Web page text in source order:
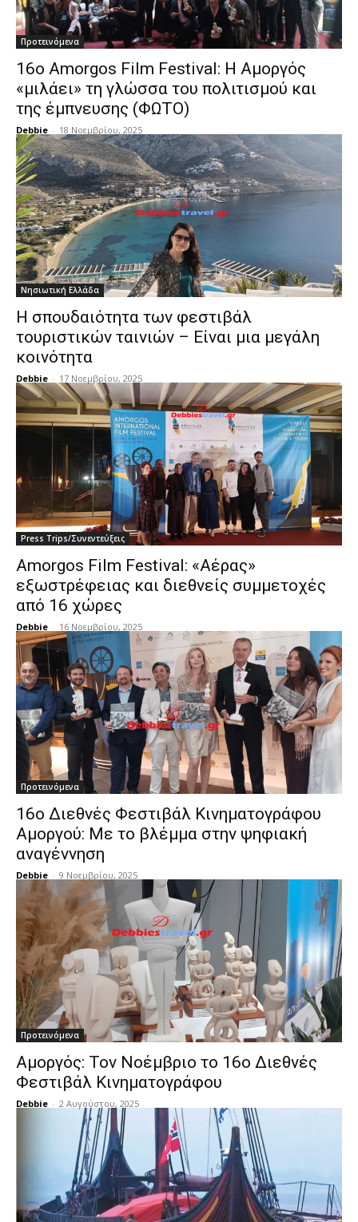
Προτεινόμενα
16ο Amorgos Film Festival: Η Αμοργός
«μιλάει» τη γλώσσα του πολιτισμού και
της έμπνευσης (ΦΩΤΟ)
Debbie - 18 Νοεμβρίου, 2025
Νησιωτική Ελλάδα
Η σπουδαιότητα των φεστιβάλ
τουριστικών ταινιών – Είναι μια μεγάλη
κοινότητα
Debbie - 17 Νοεμβρίου, 2025
Press Trips/Συνεντεύξεις
Amorgos Film Festival: «Αέρας»
εξωστρέφειας και διεθνείς συμμετοχές
από 16 χώρες
Debbie - 16 Νοεμβρίου, 2025
Προτεινόμενα
16ο Διεθνές Φεστιβάλ Κινηματογράφου
Αμοργού: Με το βλέμμα στην ψηφιακή
αναγέννηση
Debbie - 9 Νοεμβρίου, 2025
Προτεινόμενα
Αμοργός: Τον Νοέμβριο το 16ο Διεθνές
Φεστιβάλ Κινηματογράφου
Debbie - 2 Αυγούστου, 2025